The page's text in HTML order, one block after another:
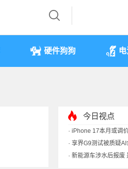
硬件狗狗
今日视点
· iPhone 17本月或调
· 享界G9测试被质疑
· 新能源车涉水后报废